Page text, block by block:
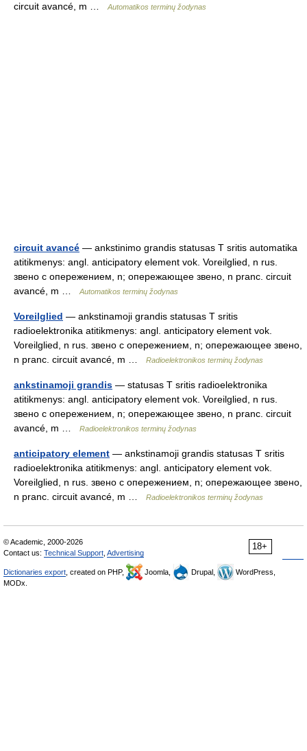
circuit avancé, m …
Automatikos terminų žodynas
circuit avancé — ankstinimo grandis statusas T sritis automatika
atitikmenys: angl. anticipatory element vok. Voreilglied, n rus.
звено с опережением, n; опережающее звено, n pranc. circuit
avancé, m …
Automatikos terminų žodynas
Voreilglied — ankstinamoji grandis statusas T sritis
radioelektronika atitikmenys: angl. anticipatory element vok.
Voreilglied, n rus. звено с опережением, n; опережающее звено,
n pranc. circuit avancé, m …
Radioelektronikos terminų žodynas
ankstinamoji grandis — statusas T sritis radioelektronika
atitikmenys: angl. anticipatory element vok. Voreilglied, n rus.
звено с опережением, n; опережающее звено, n pranc. circuit
avancé, m …
Radioelektronikos terminų žodynas
anticipatory element — ankstinamoji grandis statusas T sritis
radioelektronika atitikmenys: angl. anticipatory element vok.
Voreilglied, n rus. звено с опережением, n; опережающее звено,
n pranc. circuit avancé, m …
Radioelektronikos terminų žodynas
18+
© Academic, 2000-2026
Contact us: Technical Support Advertising
Dictionaries export , created on PHP, Joomla, Drupal,
WordPress,
MODx.